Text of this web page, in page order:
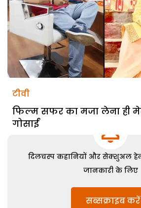
टीवी
फिल्म सफर का मजा लेना ही
गोसाईं
दिलचस्प कहानियों और सेक्शुअल
जानकारी के लिए
सब्सक्राइब करें